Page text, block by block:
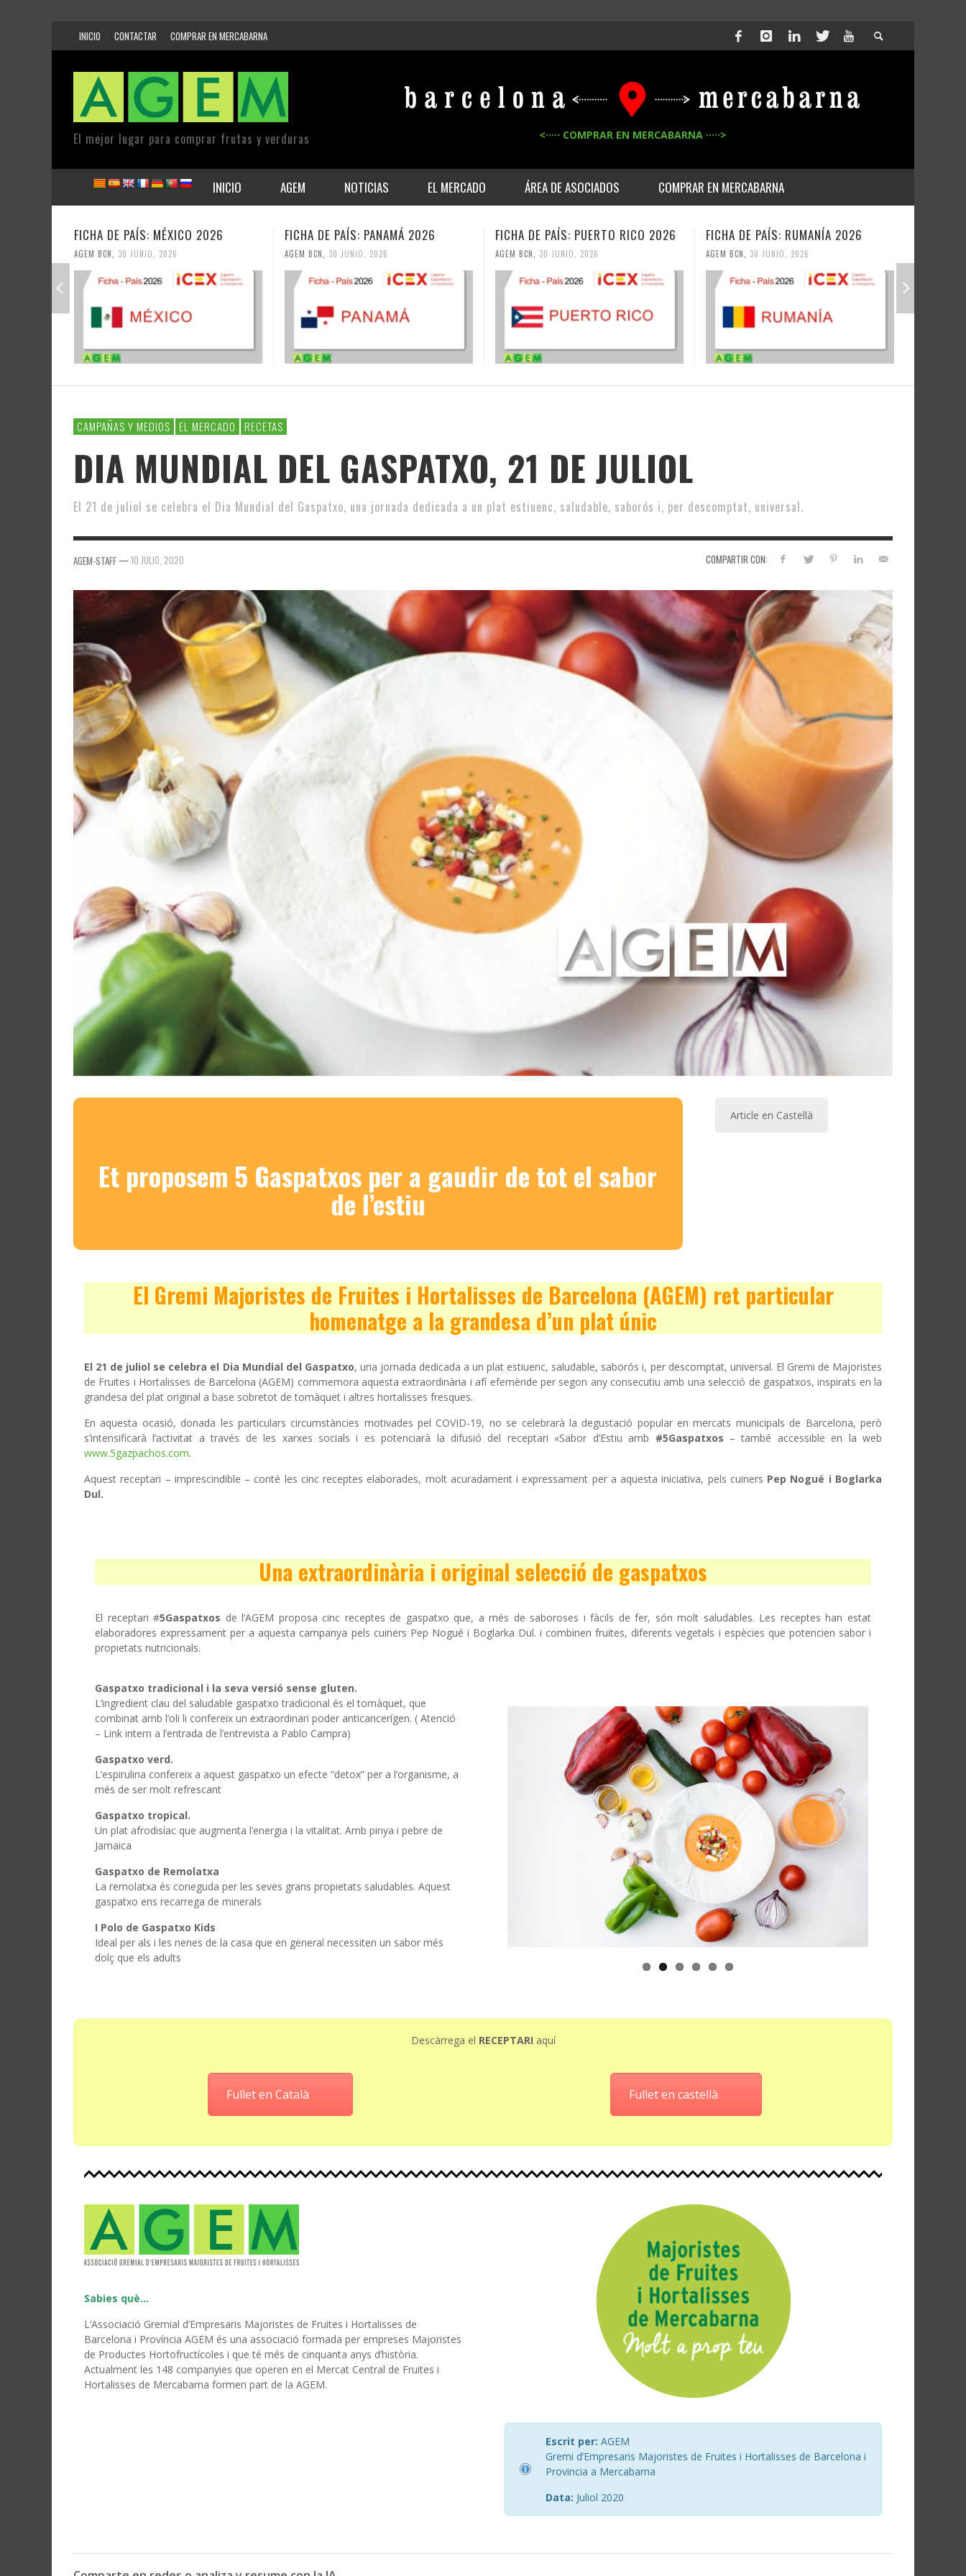
INICIO CONTACTAR COMPRAR EN MERCABARNA
El mejor lugar para comprar frutas y verduras <····· COMPRAR EN MERCABARNA ·····>
INICIO AGEM NOTICIAS EL MERCADO ÁREA DE ASOCIADOS COMPRAR EN MERCABARNA
FICHA DE PAÍS: PANAMÁ 2026
AGEM BCN 30 JUNIO, 2026
FICHA DE PAÍS: PUERTO RICO 2026
AGEM BCN 30 JUNIO, 2026
FICHA DE PAÍS: RUMANÍA 2026
AGEM BCN 30 JUNIO, 2026
FICHA DE PAÍS: UZBEKISTAN 2026
AGEM BCN 30 JUNIO, 2026
CAMPAÑAS Y MEDIOS EL MERCADO RECETAS
DIA MUNDIAL DEL GASPATXO, 21 DE JULIOL
El 21 de juliol se celebra el Dia Mundial del Gaspatxo, una jornada dedicada a un plat estiuenc, saludable, saborós i, per descomptat, universal.
COMPARTIR CON:
AGEM-STAFF — 10 JULIO, 2020
Et proposem 5 Gaspatxos per a gaudir de tot el sabor
de l’estiu
Article en Castellà
El Gremi Majoristes de Fruites i Hortalisses de Barcelona (AGEM) ret particular
homenatge a la grandesa d’un plat únic
El 21 de juliol se celebra el Dia Mundial del Gaspatxo, una jornada dedicada a un plat estiuenc, saludable, saborós i, per descomptat, universal. El Gremi de Majoristes
de Fruites i Hortalisses de Barcelona (AGEM) commemora aquesta extraordinària i afí efemèride per segon any consecutiu amb una selecció de gaspatxos, inspirats en la
grandesa del plat original a base sobretot de tomàquet i altres hortalisses fresques.
En aquesta ocasió, donada les particulars circumstàncies motivades pel COVID-19, no se celebrarà la degustació popular en mercats municipals de Barcelona, però
s’intensificarà l’activitat a través de les xarxes socials i es potenciarà la difusió del receptari «Sabor d’Estiu amb #5Gaspatxos – també accessible en la web
www.5gazpachos.com.
Aquest receptari – imprescindible – conté les cinc receptes elaborades, molt acuradament i expressament per a aquesta iniciativa, pels cuiners Pep Nogué i Boglarka
Dul.
Una extraordinària i original selecció de gaspatxos
El receptari #5Gaspatxos de l’AGEM proposa cinc receptes de gaspatxo que, a més de saboroses i fàcils de fer, són molt saludables. Les receptes han estat
elaboradores expressament per a aquesta campanya pels cuiners Pep Nogué i Boglarka Dul. i combinen fruites, diferents vegetals i espècies que potencien sabor i
propietats nutricionals.
Gaspatxo tradicional i la seva versió sense gluten.
L’ingredient clau del saludable gaspatxo tradicional és el tomàquet, que
combinat amb l’oli li confereix un extraordinari poder anticancerígen. ( Atenció
– Link intern a l’entrada de l’entrevista a Pablo Campra)
Gaspatxo verd.
L’espirulina confereix a aquest gaspatxo un efecte “detox” per a l’organisme, a
més de ser molt refrescant
Gaspatxo tropical.
Un plat afrodisíac que augmenta l’energia i la vitalitat. Amb pinya i pebre de
Jamaica
Gaspatxo de Remolatxa
La remolatxa és coneguda per les seves grans propietats saludables. Aquest
gaspatxo ens recarrega de minerals
I Polo de Gaspatxo Kids
Ideal per als i les nenes de la casa que en general necessiten un sabor més
dolç que els adults
Descàrrega el RECEPTARI aquí
Fullet en Català Fullet en castellà
Sabies què…
L’Associació Gremial d’Empresaris Majoristes de Fruites i Hortalisses de
Barcelona i Província AGEM és una associació formada per empreses Majoristes
de Productes Hortofructícoles i que té més de cinquanta anys d’història.
Actualment les 148 companyies que operen en el Mercat Central de Fruites i
Hortalisses de Mercabarna formen part de la AGEM.
Escrit per: AGEM
Gremi d’Empresaris Majoristes de Fruites i Hortalisses de Barcelona i
Provincia a Mercabarna
Data: Juliol 2020